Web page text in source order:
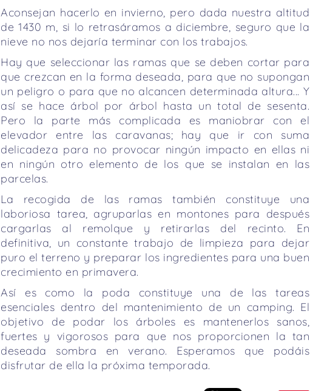
Aconsejan hacerlo en invierno, pero dada nuestra altitud
de 1430 m, si lo retrasáramos a diciembre, seguro que la
nieve no nos dejaría terminar con los trabajos.
Hay que seleccionar las ramas que se deben cortar para
que crezcan en la forma deseada, para que no supongan
un peligro o para que no alcancen determinada altura... Y
así se hace árbol por árbol hasta un total de sesenta.
Pero la parte más complicada es maniobrar con el
elevador entre las caravanas; hay que ir con suma
delicadeza para no provocar ningún impacto en ellas ni
en ningún otro elemento de los que se instalan en las
parcelas.
La recogida de las ramas también constituye una
laboriosa tarea, agruparlas en montones para después
cargarlas al remolque y retirarlas del recinto. En
definitiva, un constante trabajo de limpieza para dejar
puro el terreno y preparar los ingredientes para una buen
crecimiento en primavera.
Así es como la poda constituye una de las tareas
esenciales dentro del mantenimiento de un camping. El
objetivo de podar los árboles es mantenerlos sanos,
fuertes y vigorosos para que nos proporcionen la tan
deseada sombra en verano. Esperamos que podáis
disfrutar de ella la próxima temporada.